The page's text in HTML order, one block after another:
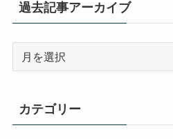
過去記事アーカイブ
ア
カテゴリー